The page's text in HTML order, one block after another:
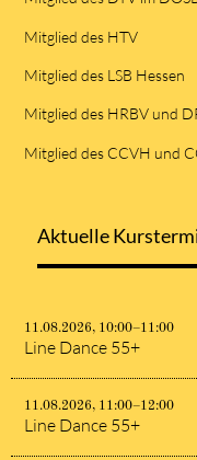
Mitglied des HTV
Mitglied des LSB Hessen
Mitglied des HRBV und
Mitglied des CCVH und
Aktuelle
11.08.2026, 10:00–11:00
Line Dance 55+
11.08.2026, 11:00–12:00
Line Dance 55+